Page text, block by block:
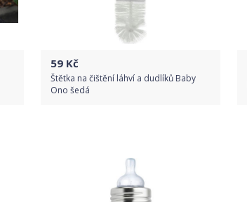
59 Kč
Štětka na čištění láhví a dudlíků Baby
Ono šedá
Detail produktu